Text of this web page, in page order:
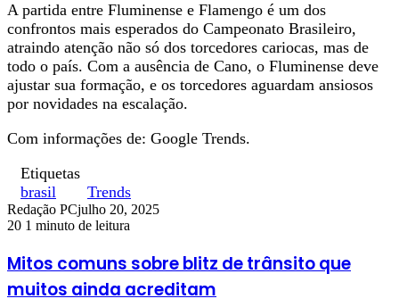
A partida entre Fluminense e Flamengo é um dos
confrontos mais esperados do Campeonato Brasileiro,
atraindo atenção não só dos torcedores cariocas, mas de
todo o país. Com a ausência de Cano, o Fluminense deve
ajustar sua formação, e os torcedores aguardam ansiosos
por novidades na escalação.
Com informações de: Google Trends.
Etiquetas
brasil
Trends
Redação PCjulho 20, 2025
20 1 minuto de leitura
Mitos comuns sobre blitz de trânsito que
muitos ainda acreditam